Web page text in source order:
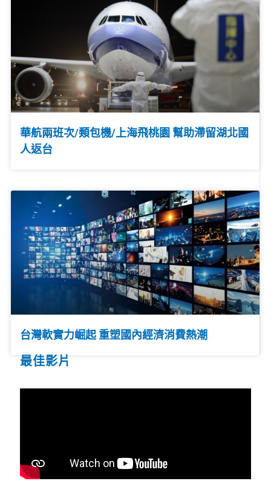
華航兩班次/類包機/上海飛桃園 幫助滯留湖北國
人返台
台灣軟實力崛起 重塑國內經濟消費熱潮
最佳影片